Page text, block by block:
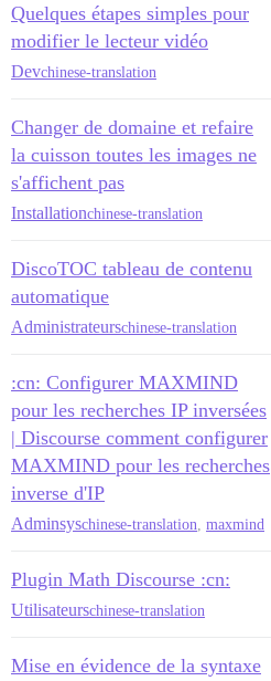
Quelques étapes simples pour
modifier le lecteur vidéo
Devchinese-translation
Changer de domaine et refaire
la cuisson toutes les images ne
s'affichent pas
Installationchinese-translation
DiscoTOC tableau de contenu
automatique
Administrateurschinese-translation
:cn: Configurer MAXMIND
pour les recherches IP inversées
| Discourse comment configurer
MAXMIND pour les recherches
inverse d'IP
Adminsyschinese-translation maxmind
Plugin Math Discourse :cn:
Utilisateurschinese-translation
Mise en évidence de la syntaxe